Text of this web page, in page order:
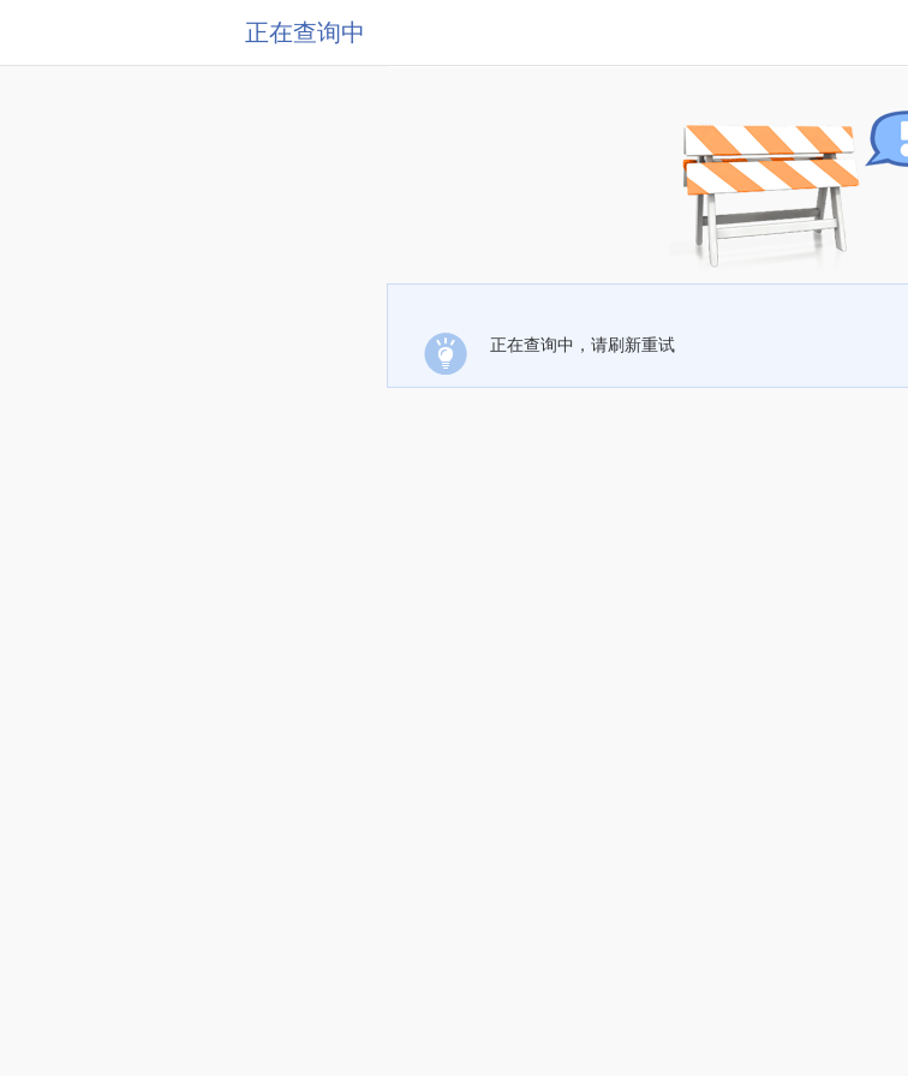
正在查询中
正在查询中，请刷新重试